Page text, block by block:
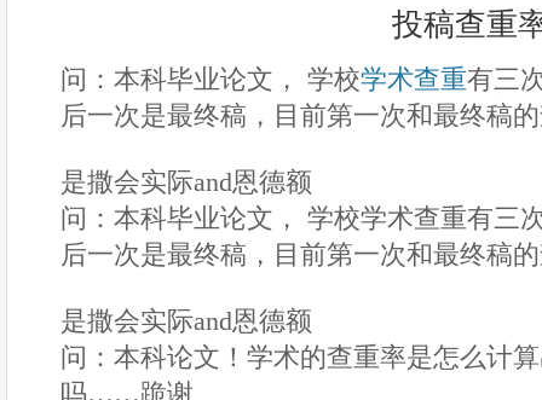
问：本科毕业论文， 学校学术查重有三
后一次是最终稿，目前第一次和最终稿
是撒会实际and恩德额
问：本科毕业论文， 学校学术查重有三
后一次是最终稿，目前第一次和最终稿
是撒会实际and恩德额
问：本科论文！学术的查重率是怎么计
吗……跪谢